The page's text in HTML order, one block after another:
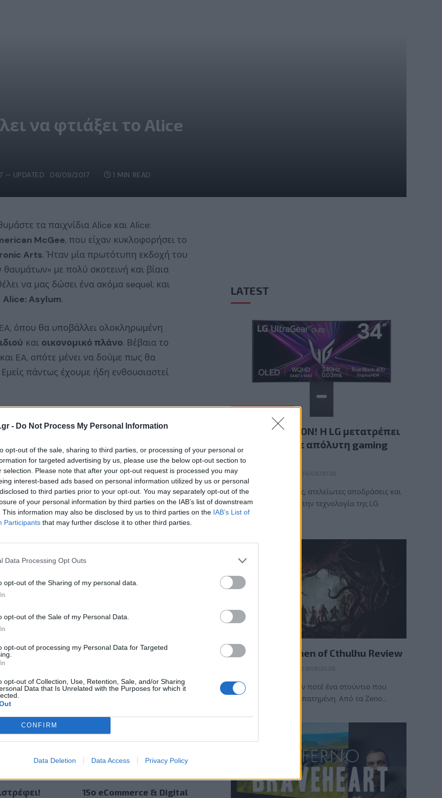
- Do Not Process My Personal Information
opt-out of the sale, sharing to third parties, or processing of your personal or
for targeted advertising by us, please use the below opt-out section to
selection. Please note that after your opt-out request is processed you may
interest-based ads based on personal information utilized by us or personal
to third parties prior to your opt-out. You may separately opt-out of the
of your personal information by third parties on the IAB’s list of downstream
This information may also be disclosed by us to third parties on the IAB’s List of
Participants that may further disclose it to other third parties.
Data Processing Opt Outs
opt-out of the Sharing of my personal data.
opt-out of the Sale of my Personal Data.
opt-out of processing my Personal Data for Targeted
opt-out of Collection, Use, Retention, Sale, and/or Sharing
Data that Is Unrelated with the Purposes for which it
CONFIRM
Data Deletion Data Access Privacy Policy
να φτιάξει το Alice
UPDATED: 06/09/2017 1 MIN READ
τα παιχνίδια Alice και Alice:
McGee, που είχαν κυκλοφορήσει το
Arts. Ήταν μία πρωτότυπη εκδοχή του
με πολύ σκοτεινή και βίαια
να μας δώσει ένα ακόμα sequel, και
Alice: Asylum.
όπου θα υποβάλλει ολοκληρωμένη
και οικονομικό πλάνο. Βέβαια το
EA, οπότε μένει να δούμε πως θα
πάντως έχουμε ήδη ενθουσιαστεί
(να κοιμηθεί, να φάει, ενίοτε και να αναπνεύσει) όταν
στα πιο «ψαγμένα» παιχνιδάκια αν και συχνά
15ο eCommerce & Digital
LATEST
Summer Mode ON! Η LG μετατρέπει
κάθε στιγμή σε απόλυτη gaming
εμπειρία!
BY 06/08/2026
Καλοκαιρινές στιγμές, ατελείωτες αποδράσεις και
gaming εμπειρίες με την τεχνολογία της LG
UltraGear OLED. Η…
The Mound: Omen of Cthulhu Review
03/08/2026
Η ACE Team δεν ήταν ποτέ ένα στούντιο που
ακολουθούσε την πεπατημένη. Από τα Zeno…